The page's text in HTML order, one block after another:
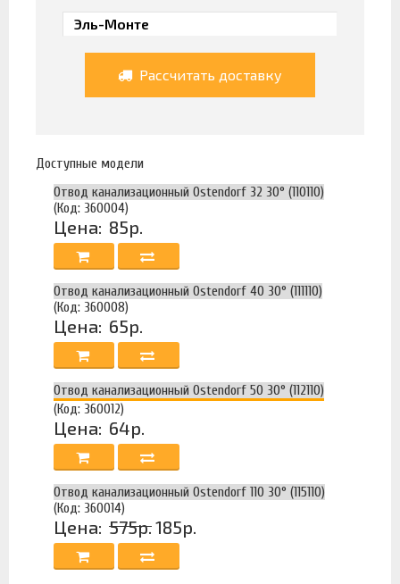
Рассчитать доставку
Доступные модели
Отвод канализационный Ostendorf 32 30° (110110)
(Код: 360004)
Цена: 85р.
Отвод канализационный Ostendorf 40 30° (111110)
(Код: 360008)
Цена: 65р.
Отвод канализационный Ostendorf 50 30° (112110)
(Код: 360012)
Цена: 64р.
Отвод канализационный Ostendorf 110 30° (115110)
(Код: 360014)
Цена: 575р.185р.